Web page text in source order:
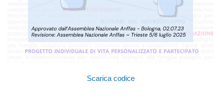
Scarica codice